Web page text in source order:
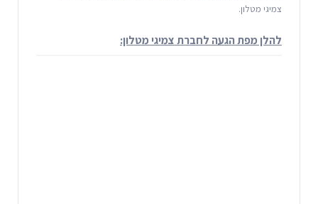
צמיגי מטלון.
להלן מפת הגעה לחברת צמיגי מטלון: